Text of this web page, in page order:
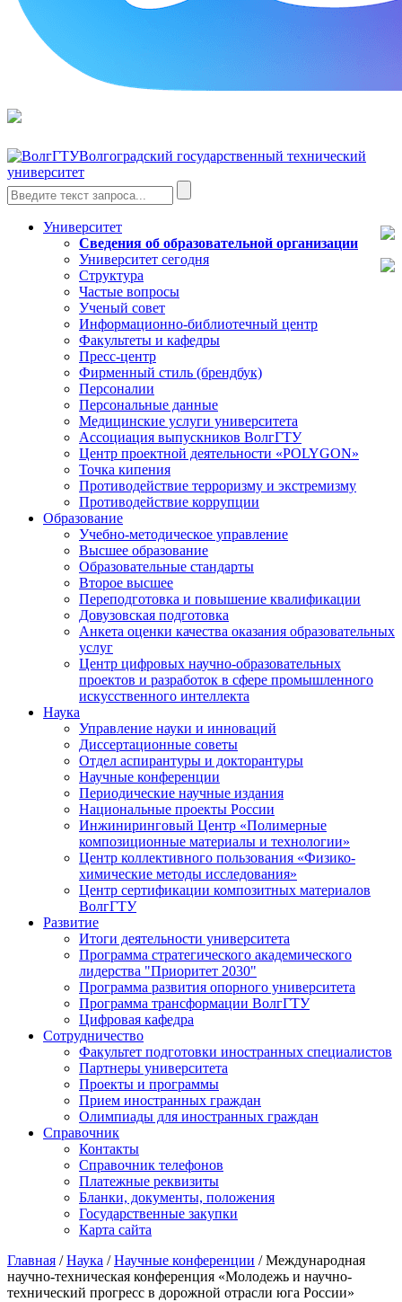
Волгоградский государственный технический
университет
Университет
Сведения об образовательной организации
Университет сегодня
Структура
Частые вопросы
Ученый совет
Информационно-библиотечный центр
Факультеты и кафедры
Пресс-центр
Фирменный стиль (брендбук)
Персоналии
Персональные данные
Медицинские услуги университета
Ассоциация выпускников ВолгГТУ
Центр проектной деятельности «POLYGON»
Точка кипения
Противодействие терроризму и экстремизму
Противодействие коррупции
Образование
Учебно-методическое управление
Высшее образование
Образовательные стандарты
Второе высшее
Переподготовка и повышение квалификации
Довузовская подготовка
Анкета оценки качества оказания образовательных
услуг
Центр цифровых научно-образовательных
проектов и разработок в сфере промышленного
искусственного интеллекта
Наука
Управление науки и инноваций
Диссертационные советы
Отдел аспирантуры и докторантуры
Научные конференции
Периодические научные издания
Национальные проекты России
Инжиниринговый Центр «Полимерные
композиционные материалы и технологии»
Центр коллективного пользования «Физико-
химические методы исследования»
Центр сертификации композитных материалов
ВолгГТУ
Развитие
Итоги деятельности университета
Программа стратегического академического
лидерства "Приоритет 2030"
Программа развития опорного университета
Программа трансформации ВолгГТУ
Цифровая кафедра
Сотрудничество
Факультет подготовки иностранных специалистов
Партнеры университета
Проекты и программы
Прием иностранных граждан
Олимпиады для иностранных граждан
Справочник
Контакты
Справочник телефонов
Платежные реквизиты
Бланки, документы, положения
Государственные закупки
Карта сайта
Главная /Наука /Научные конференции / Международная
научно-техническая конференция «Молодежь и научно-
технический прогресс в дорожной отрасли юга России»